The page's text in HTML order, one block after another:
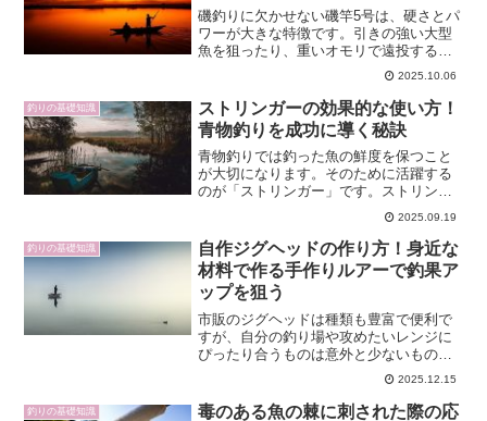
磯釣りに欠かせない磯竿5号は、硬さとパ
ワーが大きな特徴です。引きの強い大型
魚を狙ったり、重いオモリで遠投する釣
りに適しています。この記事では磯竿5号
の使い道や性能、おすすめモデルを最新
情報をカバーして徹底解説します。近年
は磯竿の技術進化で素...
2025.10.06
釣りの基礎知識
ストリンガーの効果的な使い方！
青物釣りを成功に導く秘訣
青物釣りでは釣った魚の鮮度を保つこと
が大切になります。そのために活躍する
のが「ストリンガー」です。ストリンガ
ーは、ブリやカンパチなどの青物を生か
したまま水中に保管できる道具で、釣果
をおいしさにつなげる必須アイテムと言
えます。この記事では、ス...
2025.09.19
釣りの基礎知識
自作ジグヘッドの作り方！身近な
材料で作る手作りルアーで釣果ア
ップを狙う
市販のジグヘッドは種類も豊富で便利で
すが、自分の釣り場や攻めたいレンジに
ぴったり合うものは意外と少ないもので
す。そんな時に役立つのが、自作ジグヘ
ッドです。重さやフックサイズ、形状を
自由に調整でき、コストも抑えられま
2025.12.15
釣りの基礎知識
毒のある魚の棘に刺された際の応